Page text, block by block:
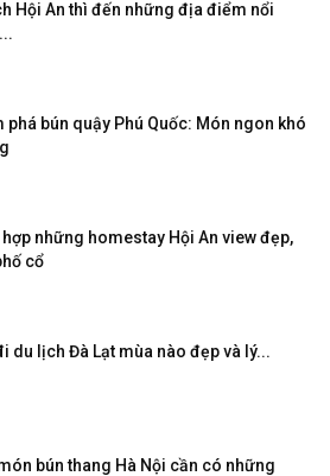
Hội An thì đến những địa điểm nổi
phá bún quậy Phú Quốc: Món ngon khó
những homestay Hội An view đẹp,
cổ
du lịch Đà Lạt mùa nào đẹp và lý...
bún thang Hà Nội cần có những